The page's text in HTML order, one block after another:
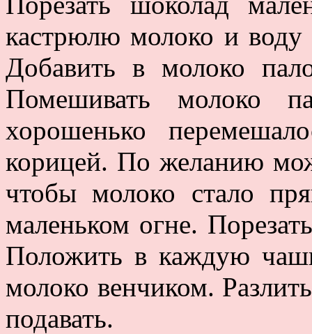
кастрюлю молоко и воду
Добавить в молоко
Помешивать молоко
хорошенько
корицей. По желанию
чтобы молоко стало
маленьком огне.
Положить в каждую
молоко венчиком.
подавать.